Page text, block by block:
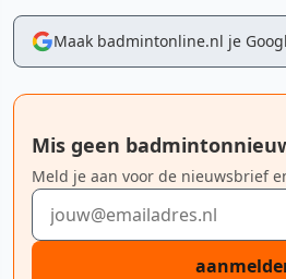
Maak badmintonline.nl je
Mis geen
Meld je aan voor de nieuwsbrief
E-mailadres